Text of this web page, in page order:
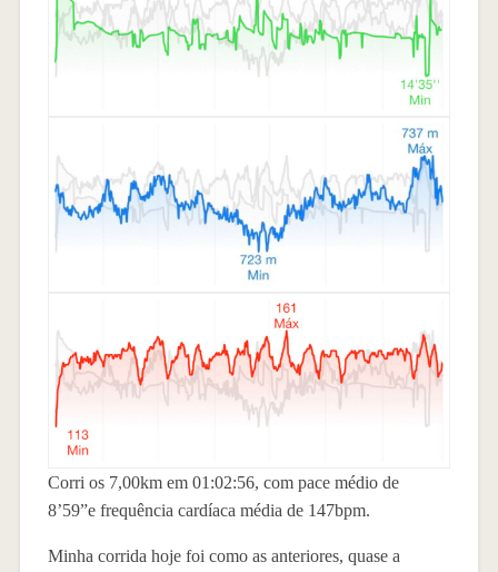
Corri os 7,00km em 01:02:56, com pace médio de
8’59”e frequência cardíaca média de 147bpm.
Minha corrida hoje foi como as anteriores, quase a